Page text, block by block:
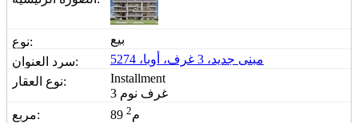
بيع
مبنى جديد، 3 غرف، أوبا، 5274
Installment
3 غرف نوم
89 م2